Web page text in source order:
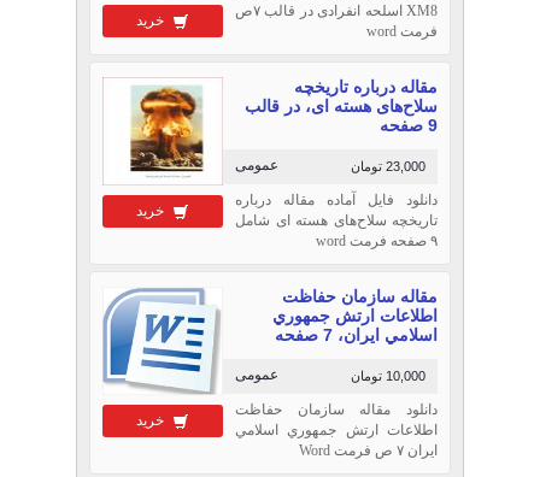
خرید
XM8 اسلحه انفرادی در قالب ۷ص
فرمت word
خرید
مقاله درباره تاریخچه
سلاح‌های هسته ای، در قالب
9 صفحه
عمومی 23,000 تومان
دانلود فایل آماده مقاله درباره
تاریخچه سلاح‌های هسته ای شامل
۹ صفحه فرمت word
خرید
مقاله سازمان حفاظت
اطلاعات ارتش جمهوري
اسلامي ايران، 7 صفحه
عمومی 10,000 تومان
دانلود مقاله سازمان حفاظت
اطلاعات ارتش جمهوري اسلامي
ايران ۷ ص فرمت Word